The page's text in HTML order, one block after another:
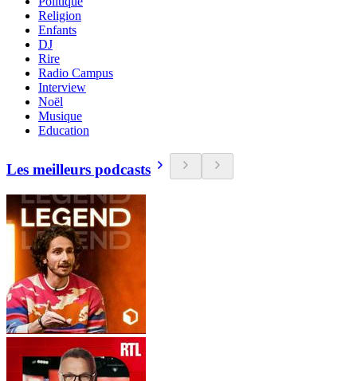
Religion
Enfants
DJ
Rire
Radio Campus
Interview
Noël
Musique
Education
Les meilleurs podcasts